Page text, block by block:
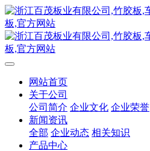
网站首页
关于公司
公司简介 企业文化 企业荣誉
新闻资讯
全部 企业动态 相关知识
产品中心